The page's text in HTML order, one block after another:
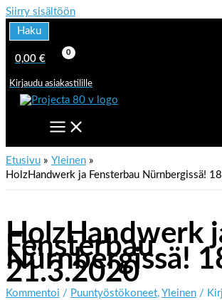
Siirry sisältöön
Haku
0,00 €
Kirjaudu asiakastilille
Etusivu
Yleinen
HolzHandwerk ja Fensterbau Nürnbergissä!
HolzHandwerk
Fensterbau
Nürnbergissä!
21.3.2020
Kommentoi / Puuntyöstökoneet, Yleinen /